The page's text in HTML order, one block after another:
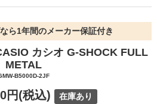
ら1年間のメーカー保証付き
カシオ G-SHOCK FULL
METAL
B5000D-2JF
円(税込) 在庫あり